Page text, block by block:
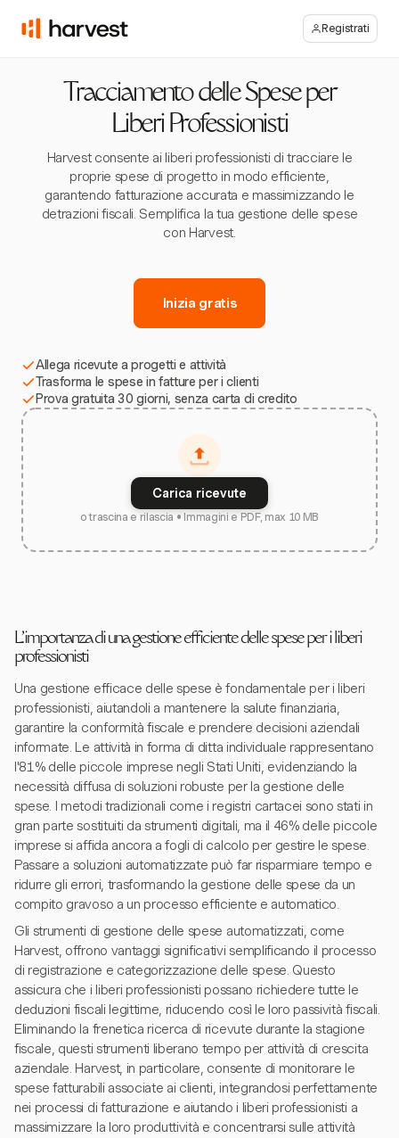
Registrati
Tracciamento delle Spese per
Liberi Professionisti
Harvest consente ai liberi professionisti di tracciare le
proprie spese di progetto in modo efficiente,
garantendo fatturazione accurata e massimizzando le
detrazioni fiscali. Semplifica la tua gestione delle spese
con Harvest.
Inizia gratis
Allega ricevute a progetti e attività
Trasforma le spese in fatture per i clienti
Prova gratuita 30 giorni, senza carta di credito
Carica ricevute
o trascina e rilascia • Immagini e PDF, max 10 MB
L'importanza di una gestione efficiente delle spese per i liberi
professionisti
Una gestione efficace delle spese è fondamentale per i liberi
professionisti, aiutandoli a mantenere la salute finanziaria,
garantire la conformità fiscale e prendere decisioni aziendali
informate. Le attività in forma di ditta individuale rappresentano
l'81% delle piccole imprese negli Stati Uniti, evidenziando la
necessità diffusa di soluzioni robuste per la gestione delle
spese. I metodi tradizionali come i registri cartacei sono stati in
gran parte sostituiti da strumenti digitali, ma il 46% delle piccole
imprese si affida ancora a fogli di calcolo per gestire le spese.
Passare a soluzioni automatizzate può far risparmiare tempo e
ridurre gli errori, trasformando la gestione delle spese da un
compito gravoso a un processo efficiente e automatico.
Gli strumenti di gestione delle spese automatizzati, come
Harvest, offrono vantaggi significativi semplificando il processo
di registrazione e categorizzazione delle spese. Questo
assicura che i liberi professionisti possano richiedere tutte le
deduzioni fiscali legittime, riducendo così le loro passività fiscali.
Eliminando la frenetica ricerca di ricevute durante la stagione
fiscale, questi strumenti liberano tempo per attività di crescita
aziendale. Harvest, in particolare, consente di monitorare le
spese fatturabili associate ai clienti, integrandosi perfettamente
nei processi di fatturazione e aiutando i liberi professionisti a
massimizzare la loro produttività e concentrarsi sulle attività